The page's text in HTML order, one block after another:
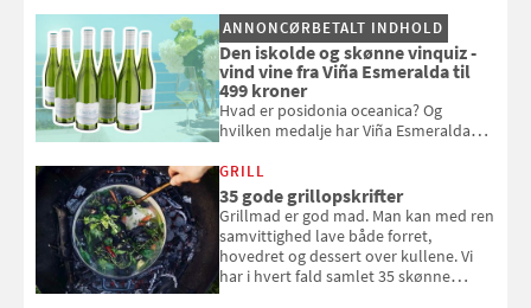
og se, hvordan du gør
ANNONCØRBETALT INDHOLD
Den iskolde og skønne vinquiz -
vind vine fra Viña Esmeralda til
499 kroner
Hvad er posidonia oceanica? Og
hvilken medalje har Viña Esmeralda
med i Samvirkes skønne vinquiz, hvor
du kan vinde 6 flasker vin fra Viña
Esmeralda. Konkurrencen slutter 1.
september 2026.
GRILL
35 gode grillopskrifter
Grillmad er god mad. Man kan med ren
samvittighed lave både forret,
hovedret og dessert over kullene. Vi
har i hvert fald samlet 35 skønne